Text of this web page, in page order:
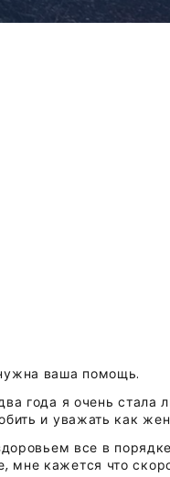
ваша помощь.
года я очень стала
и уважать как
все в
кажется что